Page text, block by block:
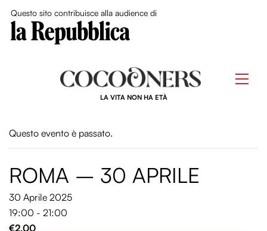
Questo sito contribuisce alla audience di
LA VITA NON HA ETÀ
Questo evento è passato.
ROMA – 30 APRILE
30 Aprile 2025
19:00 - 21:00
€2,00